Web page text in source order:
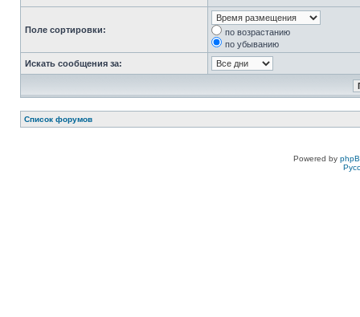
Поле сортировки:
по возрастанию
по убыванию
Искать сообщения за:
Список форумов
Powered by